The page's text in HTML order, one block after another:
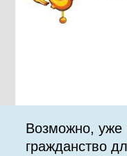
Возможно, уже
гражданство